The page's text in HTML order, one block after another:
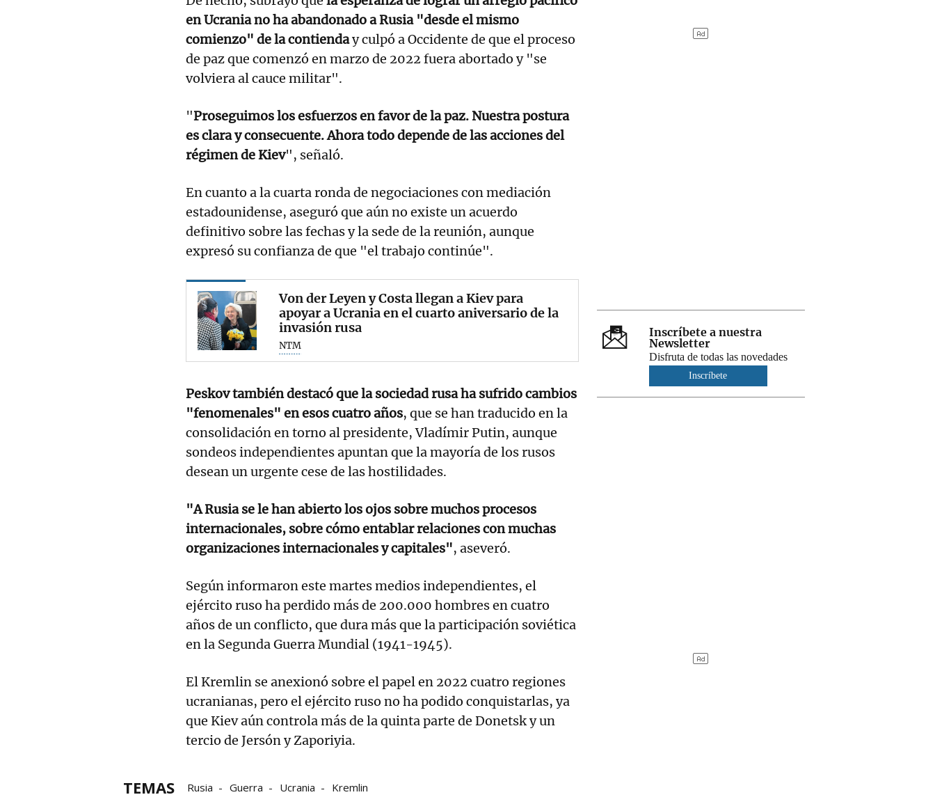
en Ucrania no ha abandonado a Rusia "desde el mismo
comienzo" de la contienday culpó a Occidente de que el proceso
de paz que comenzó en marzo de 2022 fuera abortado y "se
volviera al cauce militar".
"Proseguimos los esfuerzos en favor de la paz. Nuestra postura
es clara y consecuente. Ahora todo depende de las acciones del
régimen de Kiev", señaló.
En cuanto a la cuarta ronda de negociaciones con mediación
estadounidense, aseguró que aún no existe un acuerdo
definitivo sobre las fechas y la sede de la reunión, aunque
expresó su confianza de que "el trabajo continúe".
Von der Leyen y Costa llegan a Kiev para
apoyar a Ucrania en el cuarto aniversario de la
invasión rusa
NTM
Peskov también destacó que la sociedad rusa ha sufrido cambios
"fenomenales" en esos cuatro años, que se han traducido en la
consolidación en torno al presidente, Vladímir Putin, aunque
sondeos independientes apuntan que la mayoría de los rusos
desean un urgente cese de las hostilidades.
"A Rusia se le han abierto los ojos sobre muchos procesos
internacionales, sobre cómo entablar relaciones con muchas
organizaciones internacionales y capitales", aseveró.
Según informaron este martes medios independientes, el
ejército ruso ha perdido más de 200.000 hombres en cuatro
años de un conflicto, que dura más que la participación soviética
en la Segunda Guerra Mundial (1941-1945).
El Kremlin se anexionó sobre el papel en 2022 cuatro regiones
ucranianas, pero el ejército ruso no ha podido conquistarlas, ya
que Kiev aún controla más de la quinta parte de Donetsk y un
tercio de Jersón y Zaporiyia.
TEMAS Rusia Guerra Ucrania Kremlin
Inscríbete a nuestra
Newsletter
Disfruta de todas las novedades
Inscríbete